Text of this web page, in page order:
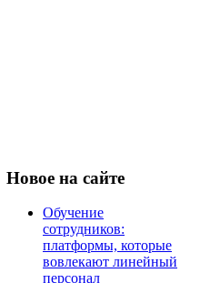
Новое на сайте
Обучение
сотрудников:
платформы, которые
вовлекают линейный
персонал